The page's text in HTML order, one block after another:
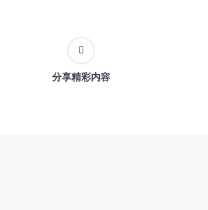
分享精彩内容